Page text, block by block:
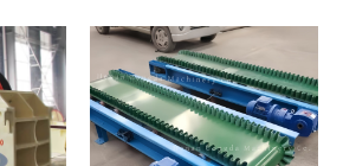
кварцевый линейный
вибрационный грохот